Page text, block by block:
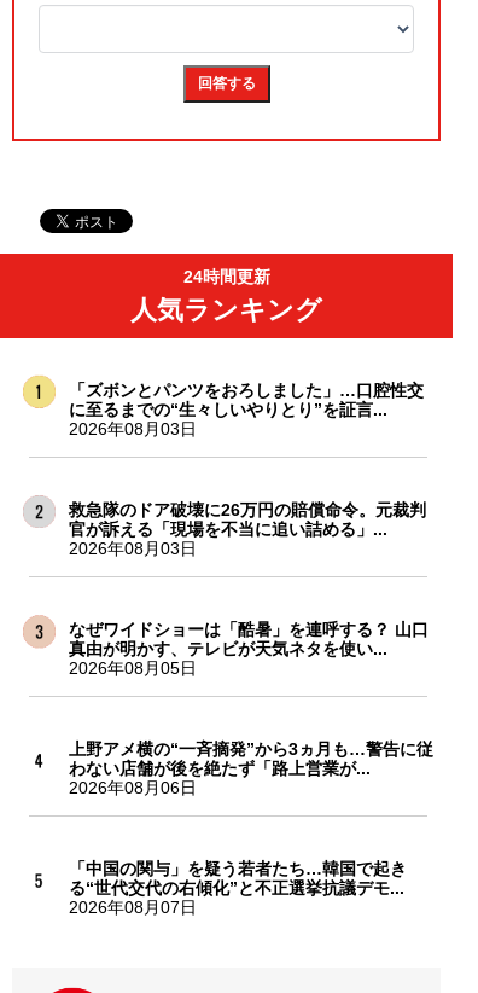
24時間更新
人気ランキング
「ズボンとパンツをおろしました」…口腔性交
に至るまでの“生々しいやりとり”を証言...
2026年08月03日
救急隊のドア破壊に26万円の賠償命令。元裁判
官が訴える「現場を不当に追い詰める」...
2026年08月03日
なぜワイドショーは「酷暑」を連呼する？ 山口
真由が明かす、テレビが天気ネタを使い...
2026年08月05日
上野アメ横の“一斉摘発”から3ヵ月も…警告に従
わない店舗が後を絶たず「路上営業が...
2026年08月06日
「中国の関与」を疑う若者たち…韓国で起き
る“世代交代の右傾化”と不正選挙抗議デモ...
2026年08月07日